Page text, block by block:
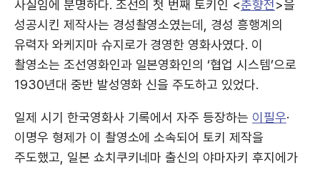
사실임에 분명하다. 조선의 첫 번째 토키인 <춘향전>을
성공시킨 제작사는 경성촬영소였는데, 경성 흥행계의
유력자 와케지마 슈지로가 경영한 영화사였다. 이
촬영소는 조선영화인과 일본영화인의 ‘협업 시스템’으로
1930년대 중반 발성영화 신을 주도하고 있었다.
일제 시기 한국영화사 기록에서 자주 등장하는 이필우·
이명우 형제가 이 촬영소에 소속되어 토키 제작을
주도했고, 일본 쇼치쿠키네마 출신의 야마자키 후지에가